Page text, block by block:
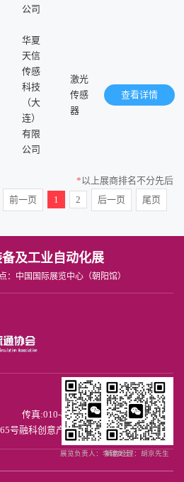
公司
华夏
天信
传感
科技
（大
连）
有限
公司
激光
传感
器
查看详情
*以上展商排名不分先后
前一页 1 2 后一页 尾页
及工业自动化展
：中国国际展览中心（朝阳馆）
传真:010-88808892
号融科创意产业中心A座1606
展览负责人：李瑞女士销售经理：胡京先生